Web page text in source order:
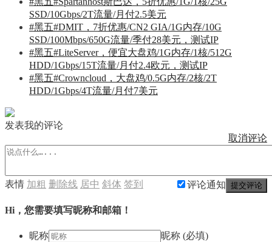
SSD/10Gbps/2T流量/月付2.5美元
#黑五#DMIT，7折优惠/CN2 GIA/1G内存/10G
SSD/100Mbps/650G流量/季付28美元，测试IP
#黑五#LiteServer，便宜大盘鸡/1G内存/1核/512G
HDD/1Gbps/15T流量/月付2.4欧元，测试IP
#黑五#Crowncloud，大盘鸡/0.5G内存/2核/2T
HDD/1Gbps/4T流量/月付7美元
发表我的评论
取消评论
提交评论
评论通知
表情 加粗 删除线 居中 斜体 签到
Hi，您需要填写昵称和邮箱！
昵称
昵称 (必填)